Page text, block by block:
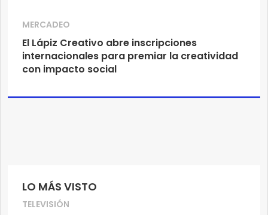
LO MÁS VISTO
TELEVISIÓN
MERCADEO
El Lápiz Creativo abre inscripciones
internacionales para premiar la creatividad
con impacto social